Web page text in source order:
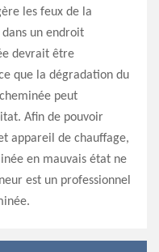
les feux de la
un endroit
devrait être
que la dégradation du
peut
Afin de pouvoir
appareil de chauffage,
en mauvais état ne
est un professionnel